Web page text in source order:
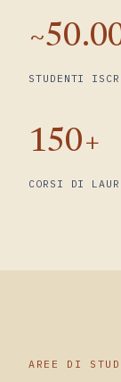
STUDENTI
150+
CORSI DI
AREE DI